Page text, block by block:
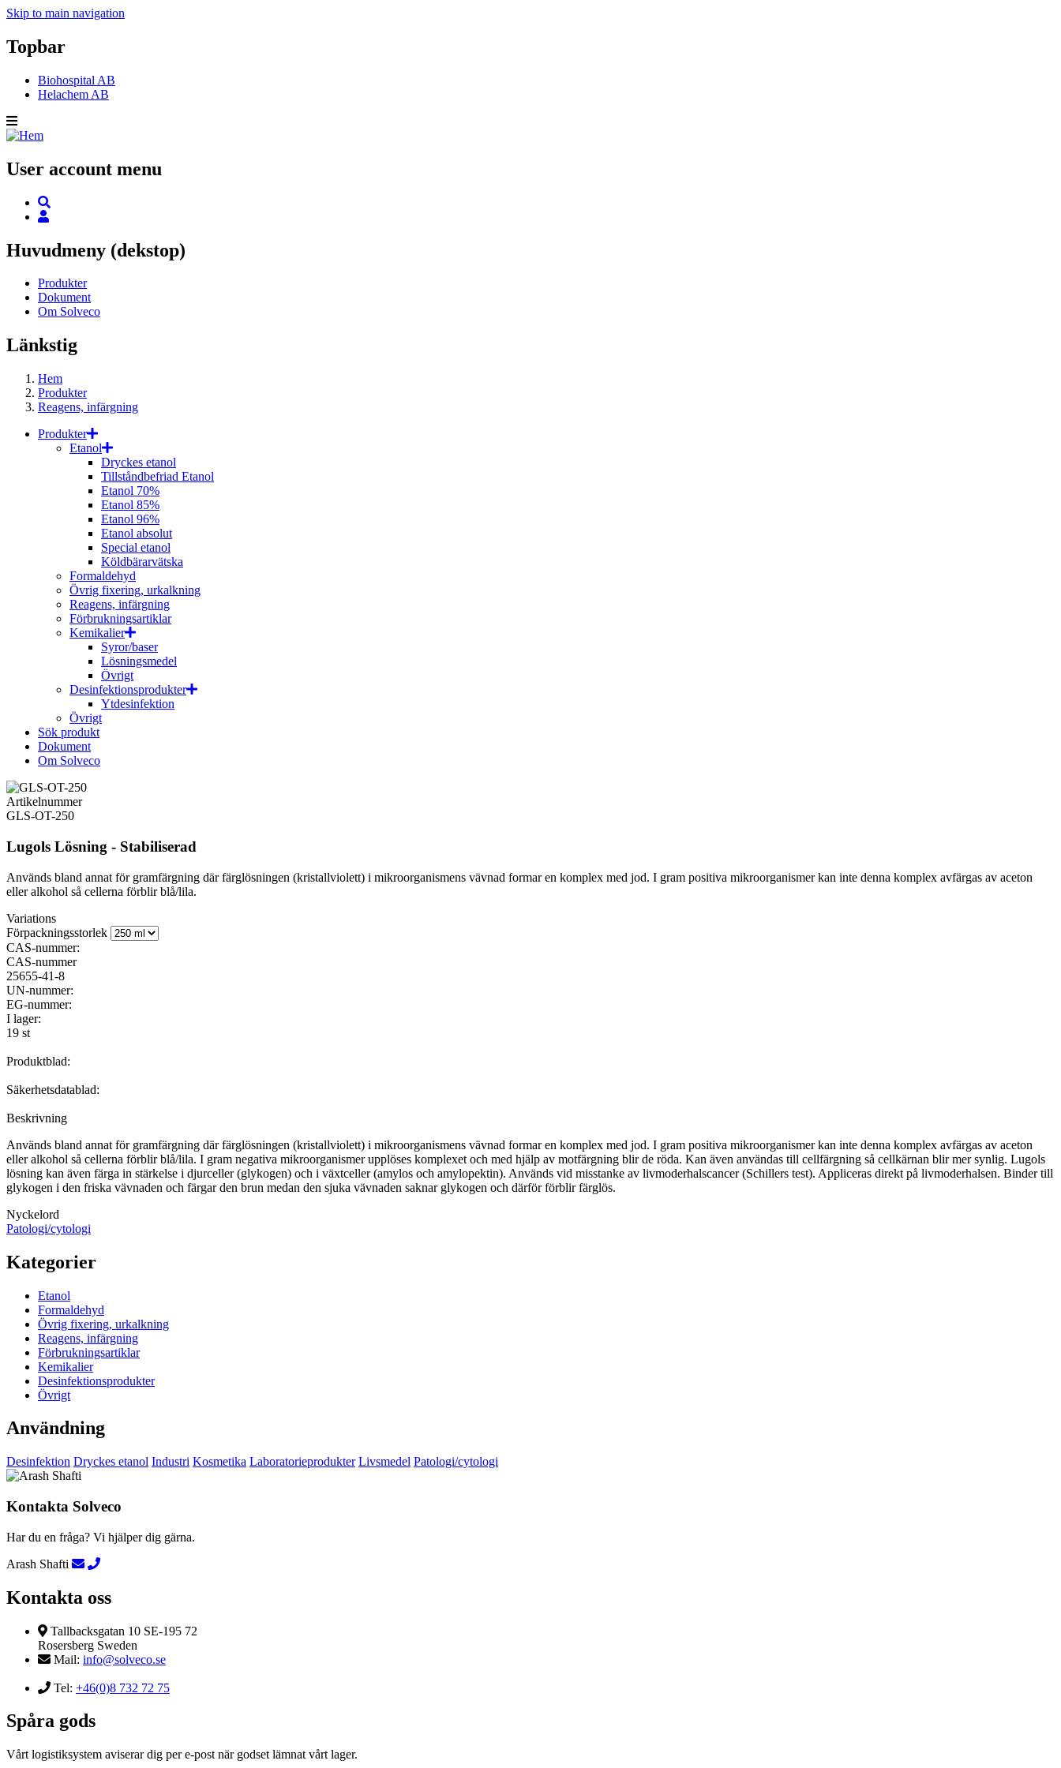
Skip to main navigation
Topbar
Biohospital AB
Helachem AB
User account menu
Huvudmeny (dekstop)
Produkter
Dokument
Om Solveco
Länkstig
Hem
Produkter
Reagens, infärgning
Produkter
Etanol
Dryckes etanol
Tillståndbefriad Etanol
Etanol 70%
Etanol 85%
Etanol 96%
Etanol absolut
Special etanol
Köldbärarvätska
Formaldehyd
Övrig fixering, urkalkning
Reagens, infärgning
Förbrukningsartiklar
Kemikalier
Syror/baser
Lösningsmedel
Övrigt
Desinfektionsprodukter
Ytdesinfektion
Övrigt
Sök produkt
Dokument
Om Solveco
Artikelnummer
GLS-OT-250
Lugols Lösning - Stabiliserad
Används bland annat för gramfärgning där färglösningen (kristallviolett) i mikroorganismens vävnad formar en komplex med jod. I gram positiva mikroorganismer kan inte denna komplex avfärgas av aceton
eller alkohol så cellerna förblir blå/lila.
Variations
Förpackningsstorlek
CAS-nummer:
CAS-nummer
25655-41-8
UN-nummer:
EG-nummer:
I lager:
19 st
Produktblad:
Säkerhetsdatablad:
Beskrivning
Används bland annat för gramfärgning där färglösningen (kristallviolett) i mikroorganismens vävnad formar en komplex med jod. I gram positiva mikroorganismer kan inte denna komplex avfärgas av aceton
eller alkohol så cellerna förblir blå/lila. I gram negativa mikroorganismer upplöses komplexet och med hjälp av motfärgning blir de röda. Kan även användas till cellfärgning så cellkärnan blir mer synlig. Lugols
lösning kan även färga in stärkelse i djurceller (glykogen) och i växtceller (amylos och amylopektin). Används vid misstanke av livmoderhalscancer (Schillers test). Appliceras direkt på livmoderhalsen. Binder till
glykogen i den friska vävnaden och färgar den brun medan den sjuka vävnaden saknar glykogen och därför förblir färglös.
Nyckelord
Patologi/cytologi
Kategorier
Etanol
Formaldehyd
Övrig fixering, urkalkning
Reagens, infärgning
Förbrukningsartiklar
Kemikalier
Desinfektionsprodukter
Övrigt
Användning
Desinfektion Dryckes etanol Industri Kosmetika Laboratorieprodukter Livsmedel Patologi/cytologi
Kontakta Solveco
Har du en fråga? Vi hjälper dig gärna.
Arash Shafti
Kontakta oss
Tallbacksgatan 10 SE-195 72
Rosersberg Sweden
Mail: info@solveco.se
Tel: +46(0)8 732 72 75
Spåra gods
Vårt logistiksystem aviserar dig per e-post när godset lämnat vårt lager.